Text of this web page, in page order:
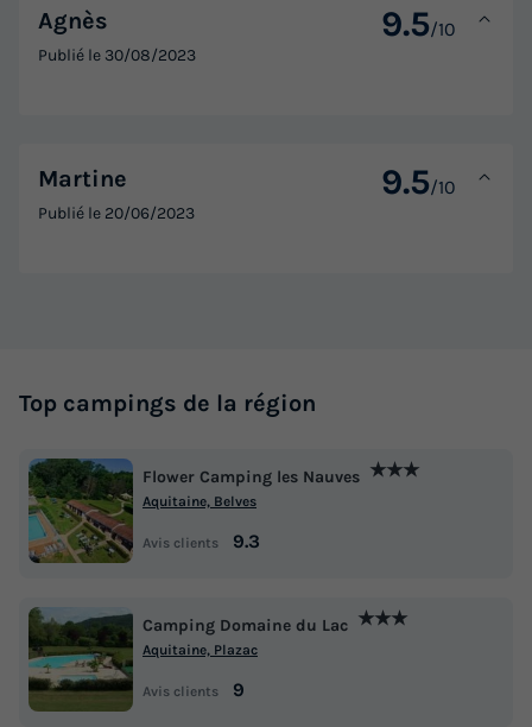
Agnès 9.5/10
Publié le 30/08/2023
Martine 9.5/10
Publié le 20/06/2023
Top campings de la région
Flower Camping les Nauves ★★★
Aquitaine, Belves
Avis clients 9.3
Camping Domaine du Lac ★★★
Aquitaine, Plazac
Avis clients 9